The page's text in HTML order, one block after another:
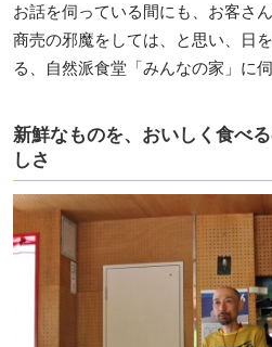
お話を伺っている間にも、お客さ
商売の邪魔をしては、と思い、日
る、自然派食堂「みんなの家」に伺
新鮮なものを、おいしく食べ
しさ